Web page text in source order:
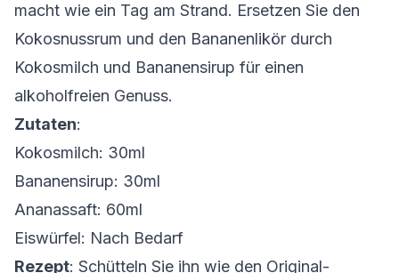
macht wie ein Tag am Strand. Ersetzen Sie den
Kokosnussrum und den Bananenlikör durch
Kokosmilch und Bananensirup für einen
alkoholfreien Genuss.
Zutaten:
Kokosmilch: 30ml
Bananensirup: 30ml
Ananassaft: 60ml
Eiswürfel: Nach Bedarf
Rezept: Schütteln Sie ihn wie den Original-